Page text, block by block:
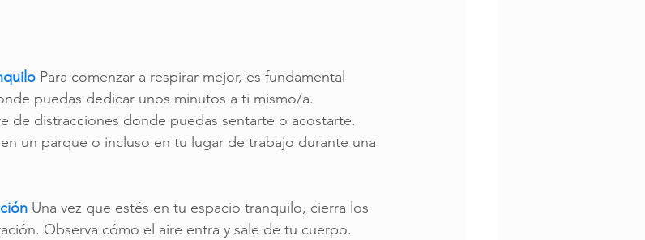
Para comenzar a respirar mejor, es fundamental
puedas dedicar unos minutos a ti mismo/a.
de distracciones donde puedas sentarte o acostarte.
un parque o incluso en tu lugar de trabajo durante una
Una vez que estés en tu espacio tranquilo, cierra los
Observa cómo el aire entra y sale de tu cuerpo.